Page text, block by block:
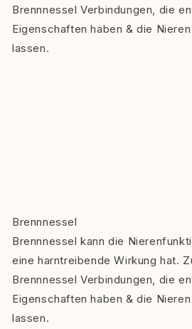
Brennnessel Verbindungen, die
Eigenschaften haben & die
lassen.
Brennnessel
Brennnessel kann die
eine harntreibende Wirkung hat.
Brennnessel Verbindungen, die
Eigenschaften haben & die
lassen.